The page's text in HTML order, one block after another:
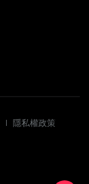
隱私權政策